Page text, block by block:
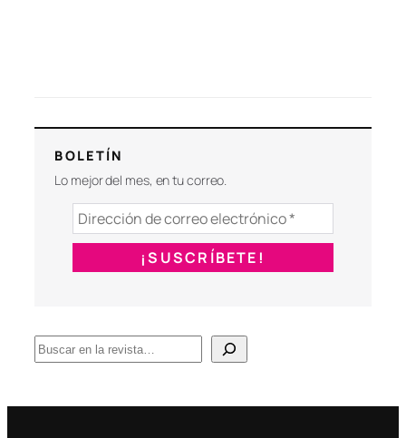
BOLETÍN
Lo mejor del mes, en tu correo.
B
u
c